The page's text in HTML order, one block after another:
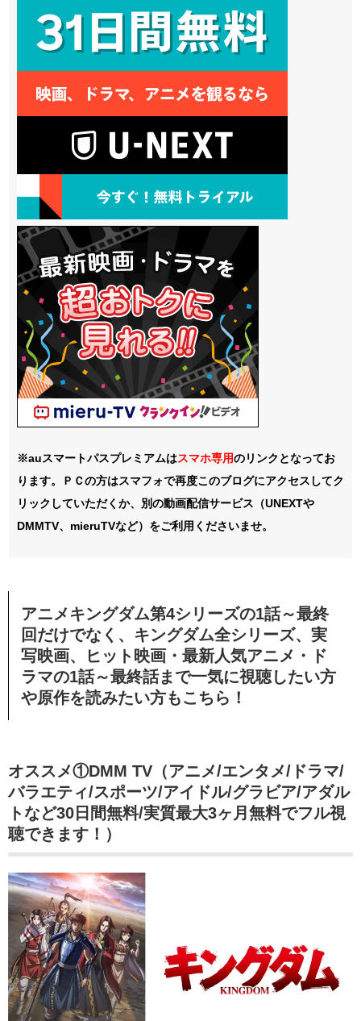
※auスマートパスプレミアムはスマホ専用のリンクとなってお
ります。ＰＣの方はスマフォで再度このブログにアクセスしてク
リックしていただくか、別の動画配信サービス（UNEXTや
DMMTV、mieruTVなど）をご利用くださいませ。
アニメキングダム第4シリーズの1話～最終
回だけでなく、キングダム全シリーズ、実
写映画、ヒット映画・最新人気アニメ・ド
ラマの1話～最終話まで一気に視聴したい方
や原作を読みたい方もこちら！
オススメ①DMM TV（アニメ/エンタメ/ドラマ/
バラエティ/スポーツ/アイドル/グラビア/アダル
トなど30日間無料/実質最大3ヶ月無料でフル視
聴できます！）